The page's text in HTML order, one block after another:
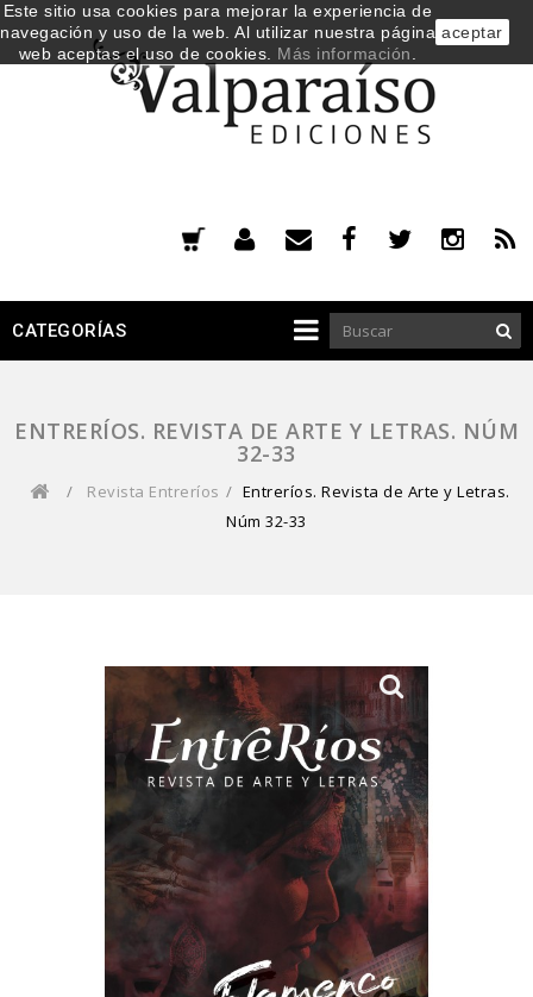
CATEGORÍAS
ENTRERÍOS. REVISTA DE ARTE Y LETRAS. NÚM
32-33
/ Revista Entreríos / Entreríos. Revista de Arte y Letras.
Núm 32-33
Este sitio usa cookies para mejorar la experiencia de
navegación y uso de la web. Al utilizar nuestra página
web aceptas el uso de cookies. Más información
aceptar